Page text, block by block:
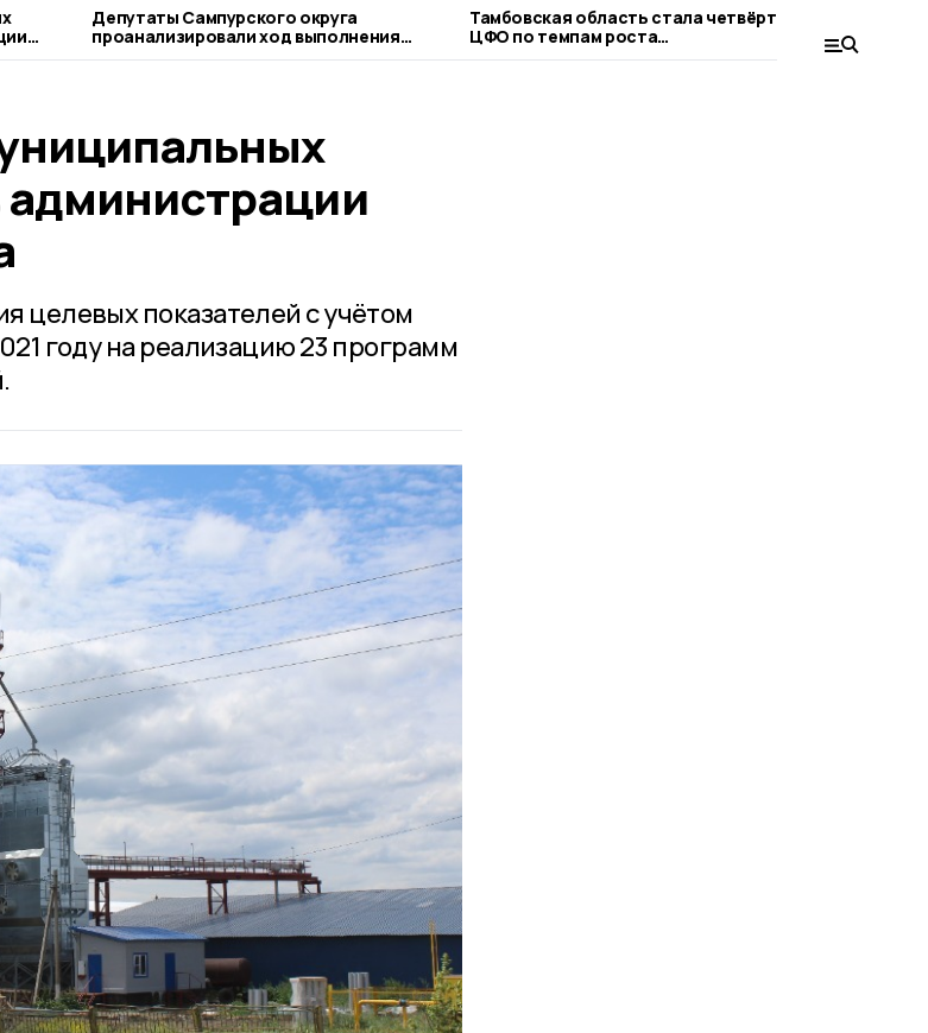
Депутаты Сампурского округа
проанализировали ход выполнения
муниципальных программ
Тамбовская область стала четвёртой в
ЦФО по темпам роста
промпроизводства
целевых показателей с учётом
году на реализацию 23 программ